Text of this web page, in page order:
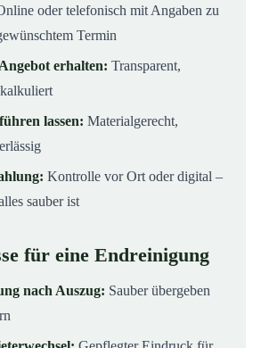
oder telefonisch mit Angaben zu
Termin
erhalten: Transparent,
lassen: Materialgerecht,
Kontrolle vor Ort oder digital –
sauber ist
für eine Endreinigung
nach Auszug: Sauber übergeben